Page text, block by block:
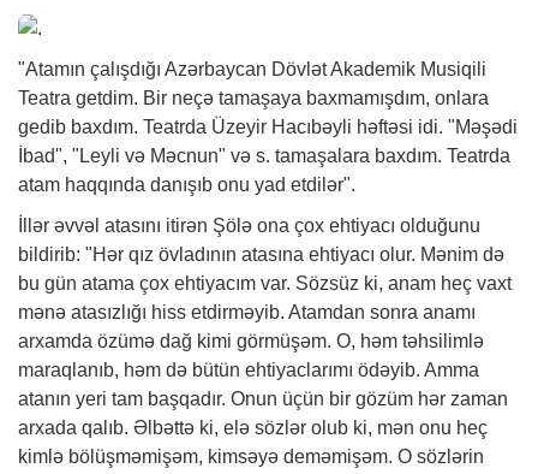
"Atamın çalışdığı Azərbaycan Dövlət Akademik Musiqili
Teatra getdim. Bir neçə tamaşaya baxmamışdım, onlara
gedib baxdım. Teatrda Üzeyir Hacıbəyli həftəsi idi. "Məşədi
İbad", "Leyli və Məcnun" və s. tamaşalara baxdım. Teatrda
atam haqqında danışıb onu yad etdilər".
İllər əvvəl atasını itirən Şölə ona çox ehtiyacı olduğunu
bildirib: "Hər qız övladının atasına ehtiyacı olur. Mənim də
bu gün atama çox ehtiyacım var. Sözsüz ki, anam heç vaxt
mənə atasızlığı hiss etdirməyib. Atamdan sonra anamı
arxamda özümə dağ kimi görmüşəm. O, həm təhsilimlə
maraqlanıb, həm də bütün ehtiyaclarımı ödəyib. Amma
atanın yeri tam başqadır. Onun üçün bir gözüm hər zaman
arxada qalıb. Əlbəttə ki, elə sözlər olub ki, mən onu heç
kimlə bölüşməmişəm, kimsəyə deməmişəm. O sözlərin